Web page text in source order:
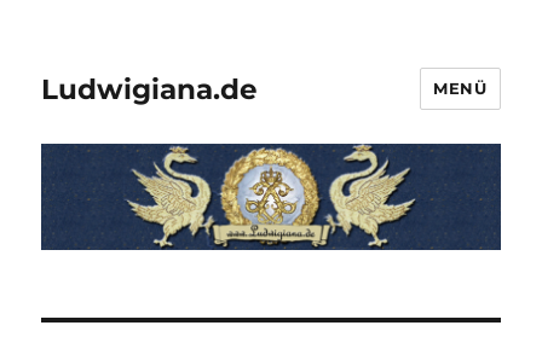
Ludwigiana.de MENÜ